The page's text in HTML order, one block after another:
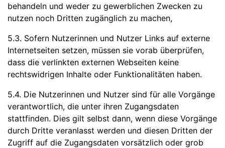
behandeln und weder zu gewerblichen Zwecken zu
nutzen noch Dritten zugänglich zu machen,
5.3. Sofern Nutzerinnen und Nutzer Links auf externe
Internetseiten setzen, müssen sie vorab überprüfen,
dass die verlinkten externen Webseiten keine
rechtswidrigen Inhalte oder Funktionalitäten haben.
5.4. Die Nutzerinnen und Nutzer sind für alle Vorgänge
verantwortlich, die unter ihren Zugangsdaten
stattfinden. Dies gilt selbst dann, wenn diese Vorgänge
durch Dritte veranlasst werden und diesen Dritten der
Zugriff auf die Zugangsdaten vorsätzlich oder grob